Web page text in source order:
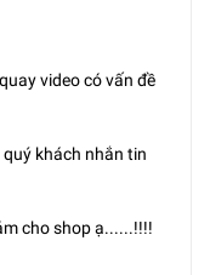
video có vấn đề
khách nhắn tin
cho shop ạ......!!!!